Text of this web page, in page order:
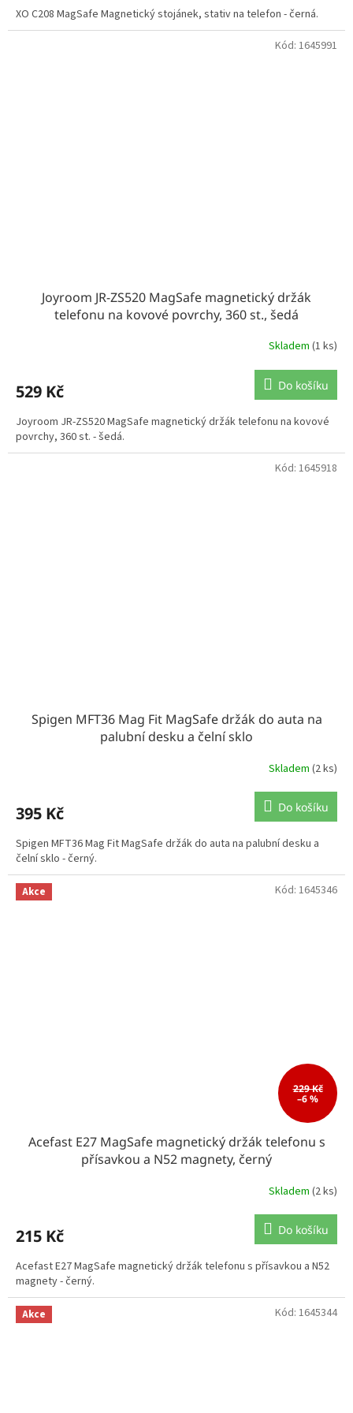
XO C208 MagSafe Magnetický stojánek, stativ na telefon - černá.
Joyroom JR-ZS520 MagSafe magnetický držák
telefonu na kovové povrchy, 360 st., šedá
Skladem (1 ks)
529 Kč Do košíku
Joyroom JR-ZS520 MagSafe magnetický držák telefonu na kovové
povrchy, 360 st. - šedá.
Kód: 1645991
Spigen MFT36 Mag Fit MagSafe držák do auta na
palubní desku a čelní sklo
Skladem (2 ks)
395 Kč Do košíku
Spigen MFT36 Mag Fit MagSafe držák do auta na palubní desku a
čelní sklo - černý.
Kód: 1645918
Akce
229 Kč
–6 %
Acefast E27 MagSafe magnetický držák telefonu s
přísavkou a N52 magnety, černý
Skladem (2 ks)
215 Kč Do košíku
Acefast E27 MagSafe magnetický držák telefonu s přísavkou a N52
magnety - černý.
Kód: 1645346
Akce Kód: 1645344